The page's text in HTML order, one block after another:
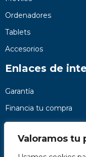
Valoramos tu
Ordenadores
Tablets
Accesorios
Enlaces de
Garantía
Financia tu compra
Preguntas frecuentes
Nosotros